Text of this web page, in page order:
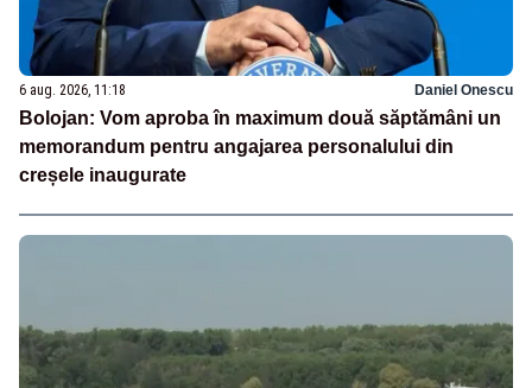
6 aug. 2026, 11:18 Daniel Onescu
Bolojan: Vom aproba în maximum două săptămâni un
memorandum pentru angajarea personalului din
creșele inaugurate